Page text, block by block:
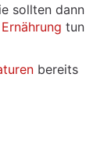
sollten dann
Ernährung tun
bereits